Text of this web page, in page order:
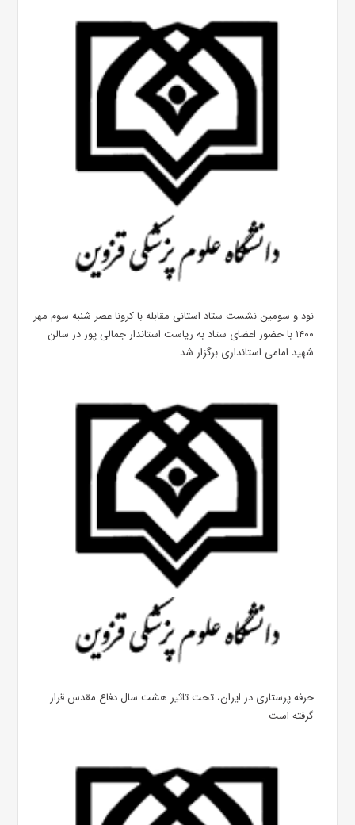
نود و سومین نشست ستاد استانی مقابله با کرونا عصر شنبه سوم مهر
۱۴۰۰ با حضور اعضای ستاد به ریاست استاندار جمالی پور در سالن
شهید امامی استانداری برگزار شد .
حرفه پرستاری در ایران، تحت تاثیر هشت سال دفاع مقدس قرار
گرفته است